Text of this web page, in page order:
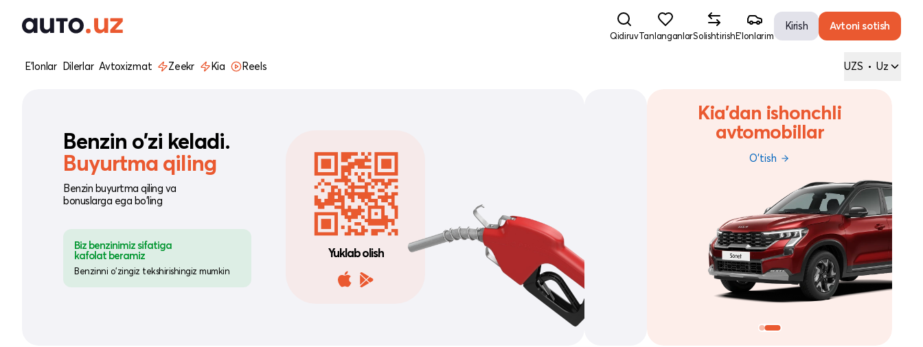
QidiruvTanlanganlarSolishtirishE'lonlarim
Kirish Avtoni sotish
E'lonlar Dilerlar Avtoxizmat Zeekr Kia Reels UZS • Uz
Benzin o'zi keladi.
Buyurtma qiling
Benzin buyurtma qiling va
bonuslarga ega bo'ling
Biz benzinimiz sifatiga
kafolat beramiz
Benzinni o'zingiz tekshirishingiz mumkin
Yuklab olish
Kia'dan ishonchli
avtomobillar
O'tish